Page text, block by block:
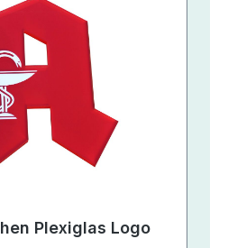
Plexiglas Logo